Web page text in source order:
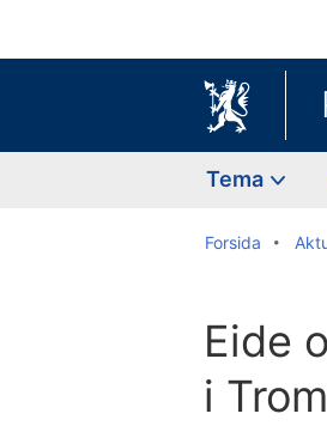
Tema
Forsida
Eide
i